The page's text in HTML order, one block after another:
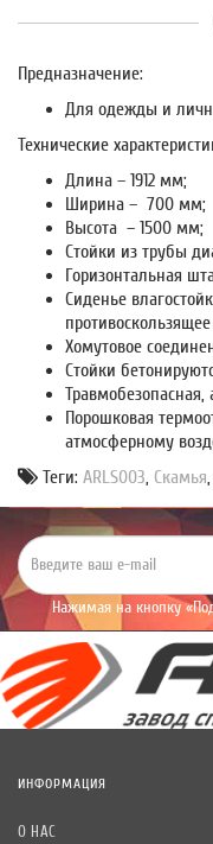
Предназначение:
Для одежды и
Технические
Длина – 1912 мм;
Ширина – 700 мм;
Высота – 1500 мм;
Стойки из трубы
Горизонтальная
Сиденье
Хомутовое
Стойки
Травмобезопасная,
Порошковая
атмосферному
Теги: ARLS003, Скамья,
Нажимая на кнопку
ИНФОРМАЦИЯ
О НАС